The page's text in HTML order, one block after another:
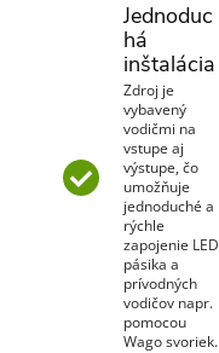
Jednoduc
há
inštalácia
Zdroj je
vybavený
vodičmi na
vstupe aj
výstupe, čo
umožňuje
jednoduché a
rýchle
zapojenie LED
pásika a
prívodných
vodičov napr.
pomocou
Wago svoriek.